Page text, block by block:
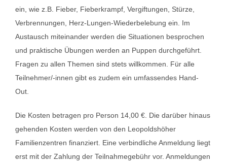
ein, wie z.B. Fieber, Fieberkrampf, Vergiftungen, Stürze,
Verbrennungen, Herz-Lungen-Wiederbelebung ein. Im
Austausch miteinander werden die Situationen besprochen
und praktische Übungen werden an Puppen durchgeführt.
Fragen zu allen Themen sind stets willkommen. Für alle
Teilnehmer/-innen gibt es zudem ein umfassendes Hand-
Out.
Die Kosten betragen pro Person 14,00 €. Die darüber hinaus
gehenden Kosten werden von den Leopoldshöher
Familienzentren finanziert. Eine verbindliche Anmeldung liegt
erst mit der Zahlung der Teilnahmegebühr vor. Anmeldungen